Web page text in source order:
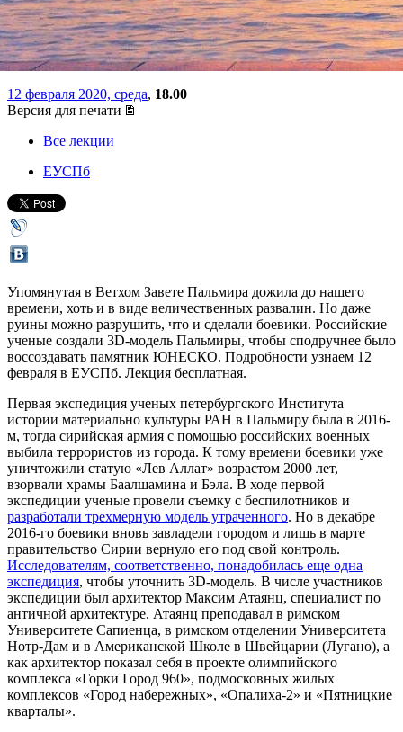
восстановить древнюю
Пальмиру
12 февраля 2020, среда, 18.00
Версия для печати
Все лекции
ЕУСПб
Упомянутая в Ветхом Завете Пальмира дожила до нашего
времени, хоть и в виде величественных развалин. Но даже
руины можно разрушить, что и сделали боевики. Российские
ученые создали 3D-модель Пальмиры, чтобы сподручнее было
воссоздавать памятник ЮНЕСКО. Подробности узнаем 12
февраля в ЕУСПб. Лекция бесплатная.
Первая экспедиция ученых петербургского Института
истории материально культуры РАН в Пальмиру была в 2016-
м, тогда сирийская армия с помощью российских военных
выбила террористов из города. К тому времени боевики уже
уничтожили статую «Лев Аллат» возрастом 2000 лет,
взорвали храмы Баалшамина и Бэла. В ходе первой
экспедиции ученые провели съемку с беспилотников и
разработали трехмерную модель утраченного. Но в декабре
2016-го боевики вновь завладели городом и лишь в марте
правительство Сирии вернуло его под свой контроль.
Исследователям, соответственно, понадобилась еще одна
экспедиция, чтобы уточнить 3D-модель. В числе участников
экспедиции был архитектор Максим Атаянц, специалист по
античной архитектуре. Атаянц преподавал в римском
Университете Сапиенца, в римском отделении Университета
Нотр-Дам и в Американской Школе в Швейцарии (Лугано), а
как архитектор показал себя в проекте олимпийского
комплекса «Горки Город 960», подмосковных жилых
комплексов «Город набережных», «Опалиха-2» и «Пятницкие
кварталы».